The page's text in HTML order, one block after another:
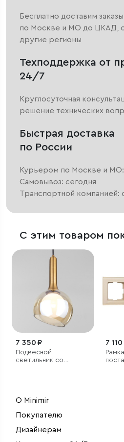
Бесплатно доставим
по Москве и МО до ЦКАД,
другие регионы
Техподдержка от
24/7
Круглосуточная
решение технических
Быстрая доставка
по России
Курьером по Москве и МО:
Самовывоз: сегодня
Транспортной компанией:
С этим товаром
7 350 ₽
Подвесной
светильник со
7 110
О Minimir
Покупателю
Дизайнерам